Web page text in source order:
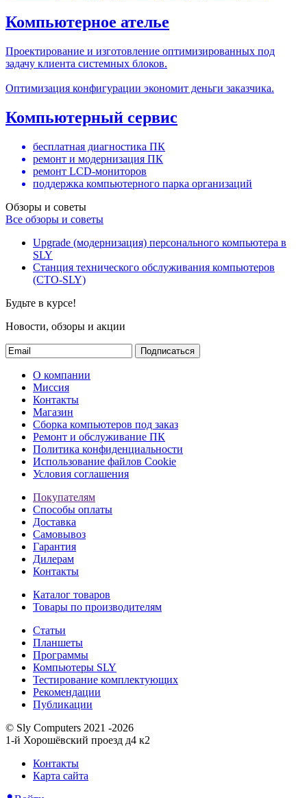
Компьютерное ателье
Проектирование и изготовление оптимизированных под
задачу клиента системных блоков.
Оптимизация конфигурации экономит деньги заказчика.
Компьютерный сервис
бесплатная диагностика ПК
ремонт и модернизация ПК
ремонт LCD-мониторов
поддержка компьютерного парка организаций
Обзоры и советы
Все обзоры и советы
Upgrade (модернизация) персонального компьютера в
SLY
Станция технического обслуживания компьютеров
(СТО-SLY)
Будьте в курсе!
Новости, обзоры и акции
Подписаться
О компании
Миссия
Контакты
Магазин
Сборка компьютеров под заказ
Ремонт и обслуживание ПК
Политика конфиденциальности
Использование файлов Cookie
Условия соглашения
Покупателям
Способы оплаты
Доставка
Самовывоз
Гарантия
Дилерам
Контакты
Каталог товаров
Товары по производителям
Статьи
Планшеты
Программы
Компьютеры SLY
Тестирование комплектующих
Рекомендации
Публикации
© Sly Computers 2021 -2026
1-й Хорошёвский проезд д4 к2
Контакты
Карта сайта